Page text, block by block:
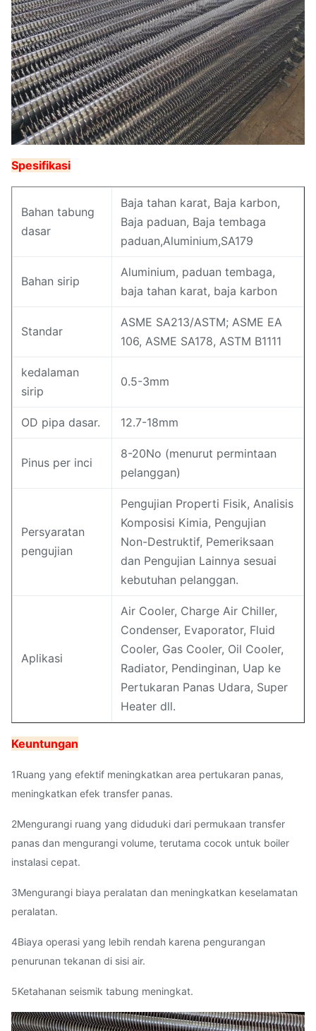
Spesifikasi
Bahan tabung
dasar
Baja tahan karat, Baja karbon,
Baja paduan, Baja tembaga
paduan,Aluminium,SA179
Bahan sirip
Aluminium, paduan tembaga,
baja tahan karat, baja karbon
Standar
ASME SA213/ASTM; ASME EA
106, ASME SA178, ASTM B1111
kedalaman
sirip
0.5-3mm
OD pipa dasar. 12.7-18mm
Pinus per inci
8-20No (menurut permintaan
pelanggan)
Persyaratan
pengujian
Pengujian Properti Fisik, Analisis
Komposisi Kimia, Pengujian
Non-Destruktif, Pemeriksaan
dan Pengujian Lainnya sesuai
kebutuhan pelanggan.
Aplikasi
Air Cooler, Charge Air Chiller,
Condenser, Evaporator, Fluid
Cooler, Gas Cooler, Oil Cooler,
Radiator, Pendinginan, Uap ke
Pertukaran Panas Udara, Super
Heater dll.
Keuntungan
1Ruang yang efektif meningkatkan area pertukaran panas,
meningkatkan efek transfer panas.
2Mengurangi ruang yang diduduki dari permukaan transfer
panas dan mengurangi volume, terutama cocok untuk boiler
instalasi cepat.
3Mengurangi biaya peralatan dan meningkatkan keselamatan
peralatan.
4Biaya operasi yang lebih rendah karena pengurangan
penurunan tekanan di sisi air.
5Ketahanan seismik tabung meningkat.